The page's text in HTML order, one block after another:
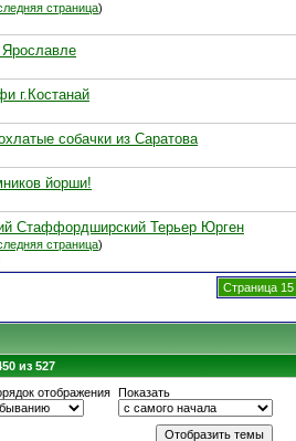
страница)
Ярославле
г.Костанай
собачки из Саратова
йорши!
Стаффордширский Терьер Юрген
страница)
Страница 15
из 527
отображения Показать